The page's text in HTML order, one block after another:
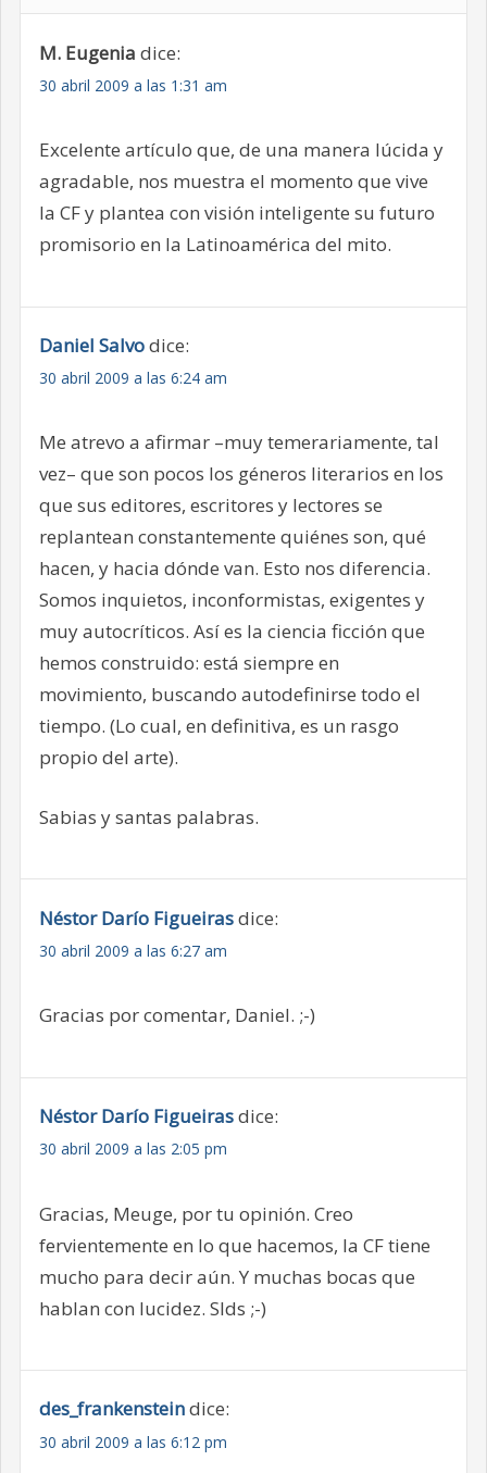
M. Eugenia dice:
30 abril 2009 a las 1:31 am
Excelente artículo que, de una manera lúcida y
agradable, nos muestra el momento que vive
la CF y plantea con visión inteligente su futuro
promisorio en la Latinoamérica del mito.
Daniel Salvodice:
30 abril 2009 a las 6:24 am
Me atrevo a afirmar –muy temerariamente, tal
vez– que son pocos los géneros literarios en los
que sus editores, escritores y lectores se
replantean constantemente quiénes son, qué
hacen, y hacia dónde van. Esto nos diferencia.
Somos inquietos, inconformistas, exigentes y
muy autocríticos. Así es la ciencia ficción que
hemos construido: está siempre en
movimiento, buscando autodefinirse todo el
tiempo. (Lo cual, en definitiva, es un rasgo
propio del arte).
Sabias y santas palabras.
Néstor Darío Figueirasdice:
30 abril 2009 a las 6:27 am
Gracias por comentar, Daniel. ;-)
Néstor Darío Figueirasdice:
30 abril 2009 a las 2:05 pm
Gracias, Meuge, por tu opinión. Creo
fervientemente en lo que hacemos, la CF tiene
mucho para decir aún. Y muchas bocas que
hablan con lucidez. Slds ;-)
des_frankensteindice:
30 abril 2009 a las 6:12 pm